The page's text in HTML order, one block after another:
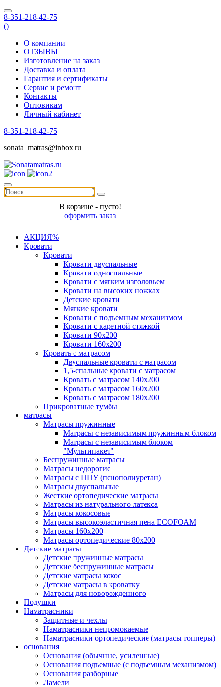
8-351-218-42-75
()
О компании
ОТЗЫВЫ
Изготовление на заказ
Доставка и оплата
Гарантия и сертификаты
Сервис и ремонт
Контакты
Оптовикам
Личный кабинет
8-351-218-42-75
sonata_matras@inbox.ru
В корзине - пусто!
оформить заказ
АКЦИЯ%
Кровати
Кровати
Кровати двуспальные
Кровати односпальные
Кровати с мягким изголовьем
Кровати на высоких ножках
Детские кровати
Мягкие кровати
Кровати с подъемным механизмом
Кровати с каретной стяжкой
Кровати 90х200
Кровати 160х200
Кровать с матрасом
Двуспальные кровати с матрасом
1,5-спальные кровати с матрасом
Кровать с матрасом 140х200
Кровать с матрасом 160х200
Кровать с матрасом 180х200
Прикроватные тумбы
матрасы
Матрасы пружинные
Матрасы с независимым пружинным блоком
Матрасы с независимым блоком
"Мультипакет"
Беспружинные матрасы
Матрасы недорогие
Матрасы с ППУ (пенополиуретан)
Матрасы двуспальные
Жесткие ортопедические матрасы
Матрасы из натурального латекса
Матрасы кокосовые
Матрасы высокоэластичная пена ECOFOAM
Матрасы 160х200
Матрасы ортопедические 80х200
Детские матрасы
Детские пружинные матрасы
Детские беспружинные матрасы
Детские матрасы кокос
Детские матрасы в кроватку
Матрасы для новорожденного
Подушки
Наматрасники
Защитные и чехлы
Наматрасники непромокаемые
Наматрасники ортопедические (матрасы топперы)
основания
Основания (обычные, усиленные)
Основания подъемные (с подъемным механизмом)
Основания разборные
Ламели